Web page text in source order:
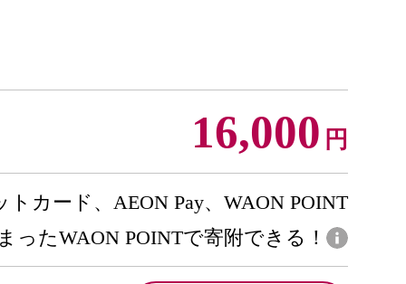
16,000 円
トカード、AEON Pay、WAON POINT
ったWAON POINTで寄附できる！